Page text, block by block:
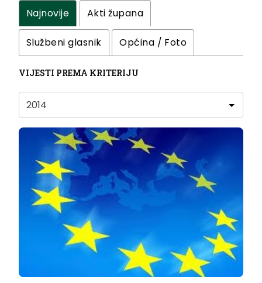
Najnovije Akti župana
Službeni glasnik Općina / Foto
VIJESTI PREMA KRITERIJU